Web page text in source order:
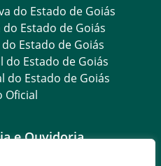
do Estado de Goiás
Estado de Goiás
Estado de Goiás
Estado de Goiás
do Estado de Goiás
Oficial
e Ouvidoria